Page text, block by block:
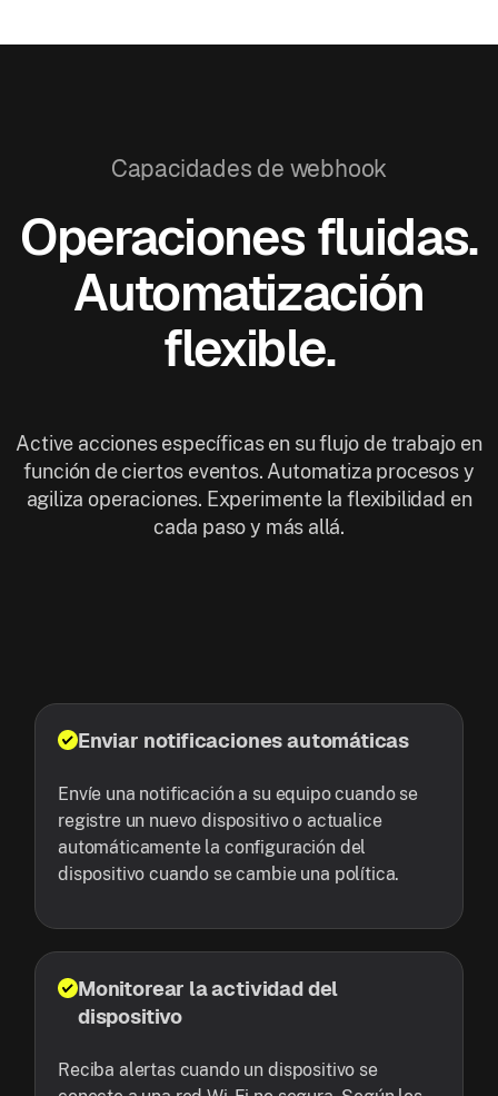
Capacidades de webhook
Operaciones fluidas.
Automatización
flexible.
Active acciones específicas en su flujo de trabajo en
función de ciertos eventos. Automatiza procesos y
agiliza operaciones. Experimente la flexibilidad en
cada paso y más allá.
Enviar notificaciones automáticas
Envíe una notificación a su equipo cuando se
registre un nuevo dispositivo o actualice
automáticamente la configuración del
dispositivo cuando se cambie una política.
Monitorear la actividad del
dispositivo
Reciba alertas cuando un dispositivo se